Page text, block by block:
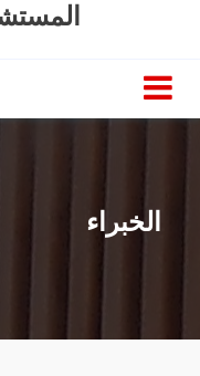
الخبراء